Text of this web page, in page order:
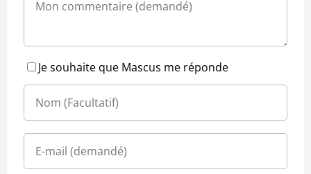
Je souhaite que Mascus me réponde